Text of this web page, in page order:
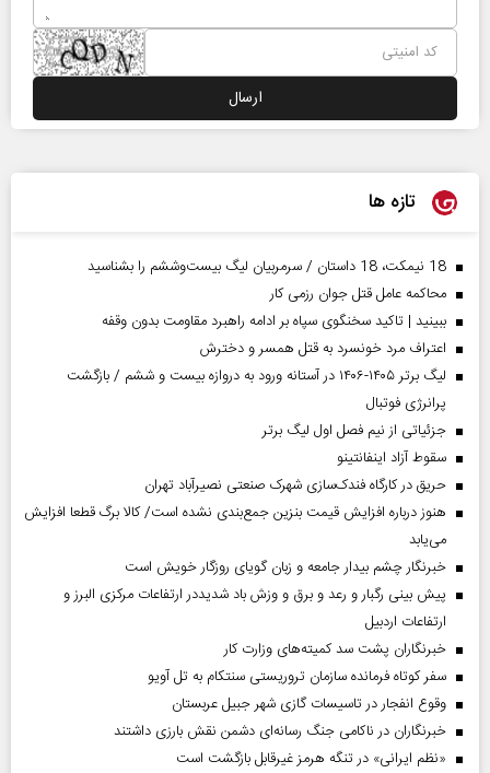
تازه ها
18 نیمکت، 18 داستان / سرمربیان لیگ بیست‌وششم را بشناسید
محاکمه عامل قتل جوان رزمی کار
ببینید | تاکید سخنگوی سپاه بر ادامه راهبرد مقاومت بدون وقفه
اعتراف مرد خونسرد به قتل همسر و دخترش
لیگ برتر ۱۴۰۵-۱۴۰۶ در آستانه ورود به دروازه بیست و ششم / بازگشت
پرانرژی فوتبال
جزئیاتی از نیم فصل اول لیگ برتر
سقوط آزاد اینفانتینو
حریق در کارگاه فندک‌سازی شهرک صنعتی نصیرآباد تهران
هنوز درباره افزایش قیمت بنزین جمع‌بندی نشده است/ کالا برگ قطعا افزایش
می‌یابد
خبرنگار چشم بیدار جامعه و زبان گویای روزگار خویش است
پیش بینی رگبار و رعد و برق و وزش باد شدیددر ارتفاعات مرکزی البرز و
ارتفاعات اردبیل
خبرنگاران پشت سد کمیته‌های وزارت کار
سفر کوتاه فرمانده سازمان تروریستی سنتکام به تل آویو
وقوع انفجار در تاسیسات گازی شهر جبیل عربستان
خبرنگاران در ناکامی جنگ رسانه‌ای دشمن نقش بارزی داشتند
«نظم ایرانی» در تنگه هرمز غیرقابل بازگشت است